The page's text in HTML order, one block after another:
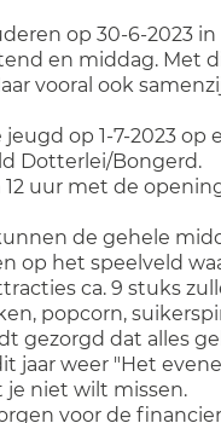
op 30-6-2023
en middag. Met
vooral ook
jeugd op 1-7-2023 op
Dotterlei/Bongerd.
12 uur met de
de gehele
op het speelveld
ca. 9 stuks
popcorn,
gezorgd dat alles
jaar weer "Het
je niet wilt missen.
voor de